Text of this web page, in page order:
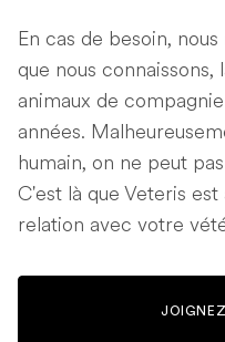
En cas de besoin,
que nous
animaux de
années.
humain, on ne peut
C'est là que Veteris
relation avec votre